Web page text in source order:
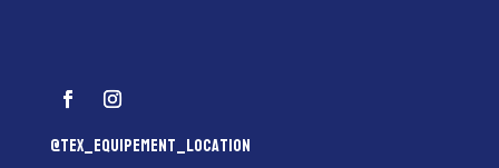
@tex_equipement_location